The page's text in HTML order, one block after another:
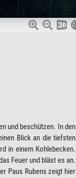
und beschützen. In den
Blick an die tiefsten
in einem Kohlebecken.
Feuer und bläst es an.
Paus Rubens zeigt hier